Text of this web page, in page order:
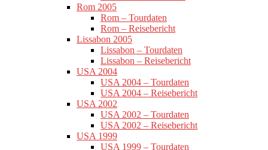
Rom 2005
Rom – Tourdaten
Rom – Reisebericht
Lissabon 2005
Lissabon – Tourdaten
Lissabon – Reisebericht
USA 2004
USA 2004 – Tourdaten
USA 2004 – Reisebericht
USA 2002
USA 2002 – Tourdaten
USA 2002 – Reisebericht
USA 1999
USA 1999 – Tourdaten